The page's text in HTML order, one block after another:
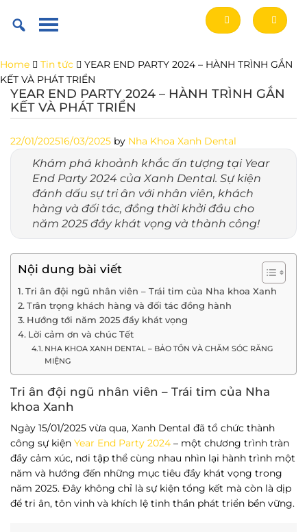
Home Tin tức
YEAR END PARTY 2024 – HÀNH TRÌNH GẮN
KẾT VÀ PHÁT TRIỂN
YEAR END PARTY 2024 – HÀNH TRÌNH GẮN
KẾT VÀ PHÁT TRIỂN
22/01/202516/03/2025 by Nha Khoa Xanh Dental
Khám phá khoảnh khắc ấn tượng tại Year
End Party 2024 của Xanh Dental. Sự kiện
đánh dấu sự tri ân với nhân viên, khách
hàng và đối tác, đồng thời khởi đầu cho
năm 2025 đầy khát vọng và thành công!
Nội dung bài viết
Tri ân đội ngũ nhân viên – Trái tim của Nha khoa Xanh
Trân trọng khách hàng và đối tác đồng hành
Hướng tới năm 2025 đầy khát vọng
Lời cảm ơn và chúc Tết
NHA KHOA XANH DENTAL – BẢO TỒN VÀ CHĂM SÓC RĂNG
MIỆNG
Tri ân đội ngũ nhân viên – Trái tim của Nha
khoa Xanh
Ngày 15/01/2025 vừa qua, Xanh Dental đã tổ chức thành
công sự kiện Year End Party 2024 – một chương trình tràn
đầy cảm xúc, nơi tập thể cùng nhau nhìn lại hành trình một
năm và hướng đến những mục tiêu đầy khát vọng trong
năm 2025. Đây không chỉ là sự kiện tổng kết mà còn là dịp
để tri ân, tôn vinh và khích lệ tinh thần phát triển bền vững.